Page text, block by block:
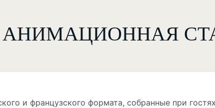
АНИМАЦИОННАЯ
и французского формата, собранные при